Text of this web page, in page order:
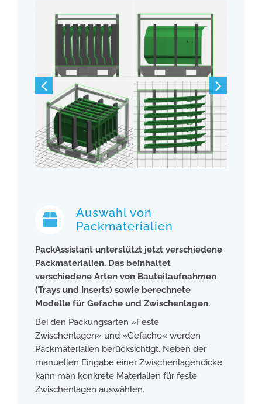
Auswahl von
Packmaterialien
PackAssistant unterstützt jetzt verschiedene
Packmaterialien. Das beinhaltet
verschiedene Arten von Bauteilaufnahmen
(Trays und Inserts) sowie berechnete
Modelle für Gefache und Zwischenlagen.
Bei den Packungsarten »Feste
Zwischenlagen« und »Gefache« werden
Packmaterialien berücksichtigt. Neben der
manuellen Eingabe einer Zwischenlagendicke
kann man konkrete Materialien für feste
Zwischenlagen auswählen.